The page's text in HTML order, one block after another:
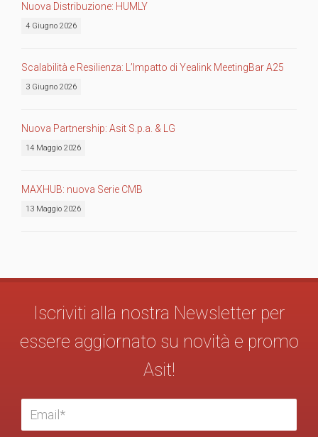
Nuova Distribuzione: HUMLY
4 Giugno 2026
Scalabilità e Resilienza: L’Impatto di Yealink MeetingBar A25
3 Giugno 2026
Nuova Partnership: Asit S.p.a. & LG
14 Maggio 2026
MAXHUB: nuova Serie CMB
13 Maggio 2026
Iscriviti alla nostra Newsletter per
essere aggiornato su novità e promo
Asit!